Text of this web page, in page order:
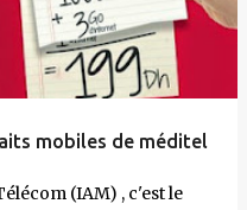
mobiles de méditel
(IAM) , c'est le